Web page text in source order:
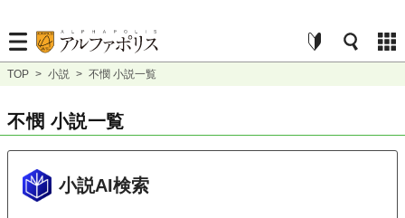
TOP > 小説 > 不憫 小説一覧
不憫 小説一覧
小説AI検索